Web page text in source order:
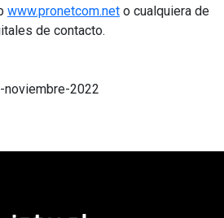
www.pronetcom.net o cualquiera de
de contacto.
noviembre-2022